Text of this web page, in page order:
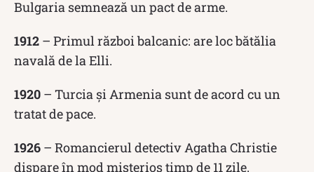
Bulgaria semnează un pact de arme.
1912 – Primul război balcanic: are loc bătălia
navală de la Elli.
1920 – Turcia și Armenia sunt de acord cu un
tratat de pace.
1926 – Romancierul detectiv Agatha Christie
dispare în mod misterios timp de 11 zile.